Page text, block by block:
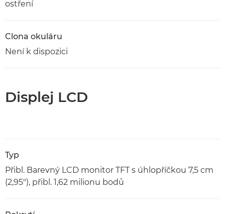
ostření
Clona okuláru
Není k dispozici
Displej LCD
Typ
Přibl. Barevný LCD monitor TFT s úhlopříčkou 7,5 cm
(2,95"), přibl. 1,62 milionu bodů